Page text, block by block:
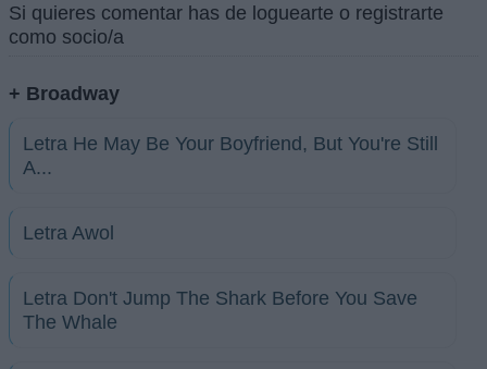
Si quieres comentar has de loguearte o registrarte
como socio/a
+ Broadway
Letra He May Be Your Boyfriend, But You're Still
A...
Letra Awol
Letra Don't Jump The Shark Before You Save
The Whale